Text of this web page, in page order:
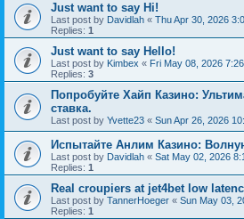
Just want to say Hi!
Last post by Davidlah « Thu Apr 30, 2026
Replies: 1
Just want to say Hello!
Last post by Kimbex « Fri May 08, 2026
Replies: 3
Попробуйте Хайп Казино:
ставка.
Last post by Yvette23 « Sun Apr 26, 2026
Испытайте Анлим Казино:
Last post by Davidlah « Sat May 02, 2026
Replies: 1
Real croupiers at jet4bet low
Last post by TannerHoeger « Sun May 03,
Replies: 1